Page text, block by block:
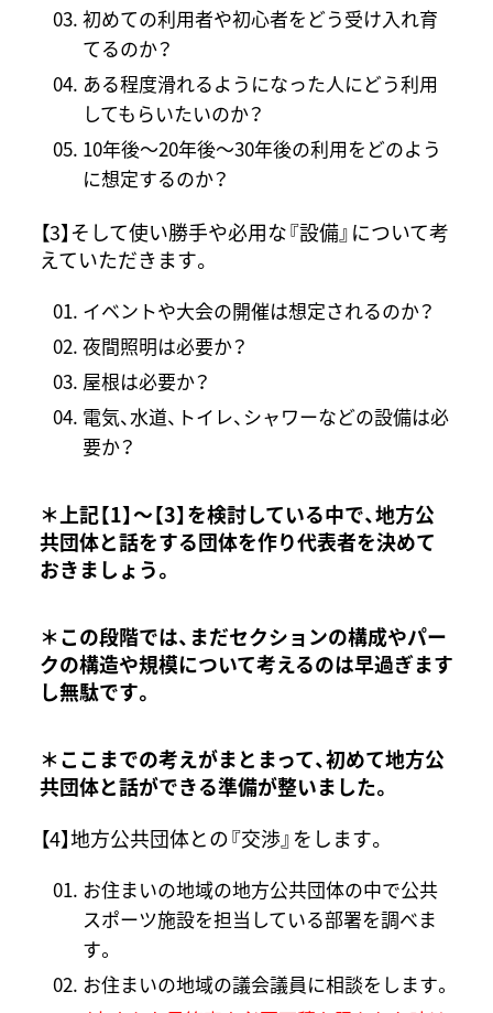
初めての利用者や初心者をどう受け入れ育
てるのか？
ある程度滑れるようになった人にどう利用
してもらいたいのか？
10年後～20年後～30年後の利用をどのよう
に想定するのか？
【3】そして使い勝手や必用な『設備』について考
えていただきます。
イベントや大会の開催は想定されるのか？
夜間照明は必要か？
屋根は必要か？
電気、水道、トイレ、シャワーなどの設備は必
要か？
＊上記【1】～【3】を検討している中で、地方公
共団体と話をする団体を作り代表者を決めて
おきましょう。
＊この段階では、まだセクションの構成やパー
クの構造や規模について考えるのは早過ぎます
し無駄です。
＊ここまでの考えがまとまって、初めて地方公
共団体と話ができる準備が整いました。
【4】地方公共団体との『交渉』をします。
お住まいの地域の地方公共団体の中で公共
スポーツ施設を担当している部署を調べま
す。
お住まいの地域の議会議員に相談をします。